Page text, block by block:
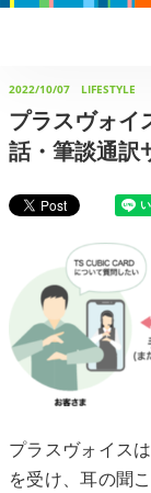
2022/10/07 LIFESTYLE
プラスヴォイ
話・筆談通訳
プラスヴォイス
を受け、耳の聞